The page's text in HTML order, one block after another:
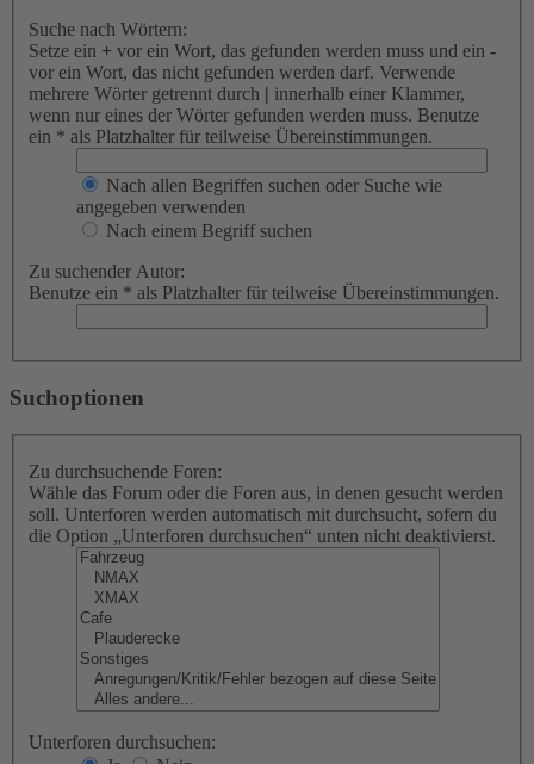
Suche nach Wörtern:
Setze ein + vor ein Wort, das gefunden werden muss und ein -
vor ein Wort, das nicht gefunden werden darf. Verwende
mehrere Wörter getrennt durch | innerhalb einer Klammer,
wenn nur eines der Wörter gefunden werden muss. Benutze
ein * als Platzhalter für teilweise Übereinstimmungen.
Nach allen Begriffen suchen oder Suche wie
angegeben verwenden
Nach einem Begriff suchen
Zu suchender Autor:
Benutze ein * als Platzhalter für teilweise Übereinstimmungen.
Suchoptionen
Zu durchsuchende Foren:
Wähle das Forum oder die Foren aus, in denen gesucht werden
soll. Unterforen werden automatisch mit durchsucht, sofern du
die Option „Unterforen durchsuchen“ unten nicht deaktivierst.
Unterforen durchsuchen: